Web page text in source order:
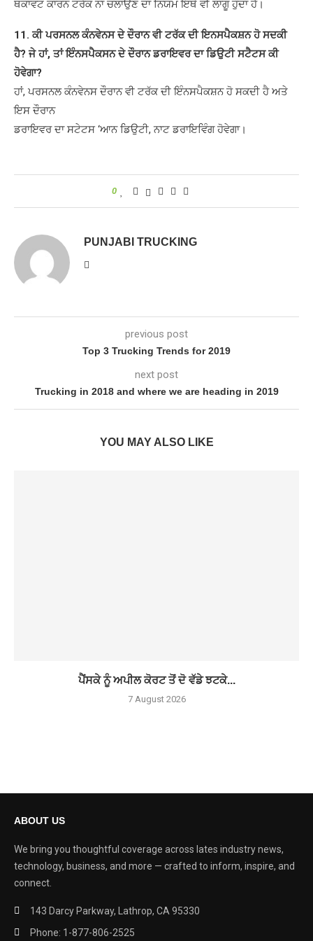
ਥਕਾਵਟ ਕਾਰਨ ਟਰੱਕ ਨਾ ਚਲਾਉਣ ਦਾ ਨਿਯਮ ਇਥੇ ਵੀ ਲਾਗੂ ਹੁੰਦਾ ਹੈ।
11. ਕੀ ਪਰਸਨਲ ਕੰਨਵੇਨਸ ਦੇ ਦੌਰਾਨ ਵੀ ਟਰੱਕ ਦੀ ਇਨਸਪੈਕਸ਼ਨ ਹੋ ਸਦਕੀ
ਹੈ? ਜੇ ਹਾਂ, ਤਾਂ ਇੰਨਸਪੈਕਸਨ ਦੇ ਦੌਰਾਨ ਡਰਾਇਵਰ ਦਾ ਡਿਉਟੀ ਸਟੈਟਸ ਕੀ
ਹੋਵੇਗਾ?
ਹਾਂ, ਪਰਸਨਲ ਕੰਨਵੇਨਸ ਦੌਰਾਨ ਵੀ ਟਰੱਕ ਦੀ ਇੰਨਸਪੈਕਸ਼ਨ ਹੋ ਸਕਦੀ ਹੈ ਅਤੇ
ਇਸ ਦੌਰਾਨ
ਡਰਾਇਵਰ ਦਾ ਸਟੇਟਸ ‘ਆਨ ਡਿਉਟੀ, ਨਾਟ ਡਰਾਇਵਿੰਗ ਹੋਵੇਗਾ।
0
PUNJABI TRUCKING
previous post
Top 3 Trucking Trends for 2019
next post
Trucking in 2018 and where we are heading in 2019
YOU MAY ALSO LIKE
ਪੈਂਸਕੇ ਨੂੰ ਅਪੀਲ ਕੋਰਟ ਤੋਂ ਦੋ ਵੱਡੇ ਝਟਕੇ...
7 August 2026
ABOUT US
We bring you thoughtful coverage across lates industry news,
technology, business, and more — crafted to inform, inspire, and
connect.
143 Darcy Parkway, Lathrop, CA 95330
Phone: 1-877-806-2525